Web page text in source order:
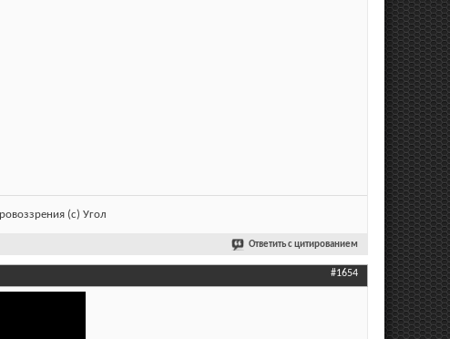
(с) Угол
Ответить с цитированием
#1654